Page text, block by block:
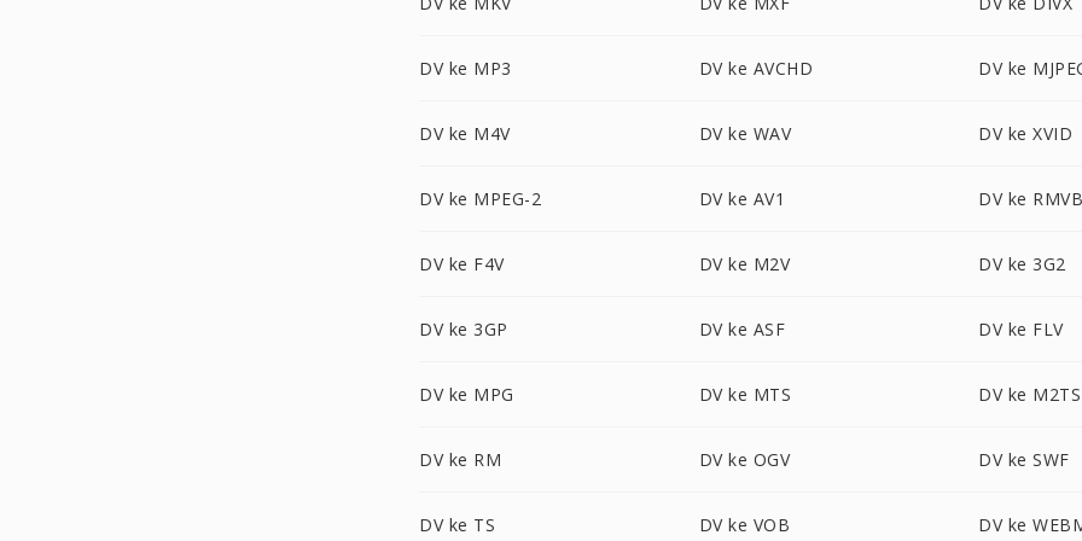
DV ke MP3 DV ke AVCHD DV ke
DV ke M4V DV ke WAV DV ke XVID
DV ke MPEG-2 DV ke AV1 DV ke RMVB
DV ke F4V DV ke M2V DV ke 3G2
DV ke 3GP DV ke ASF DV ke FLV
DV ke MPG DV ke MTS DV ke M2TS
DV ke RM DV ke OGV DV ke SWF
DV ke TS DV ke VOB DV ke